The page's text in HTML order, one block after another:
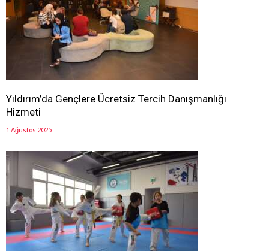
Yıldırım’da Gençlere Ücretsiz Tercih Danışmanlığı
Hizmeti
1 Ağustos 2025